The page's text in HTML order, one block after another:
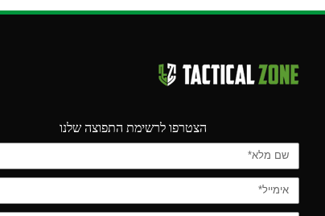
הצטרפו לרשימת התפוצה שלנו